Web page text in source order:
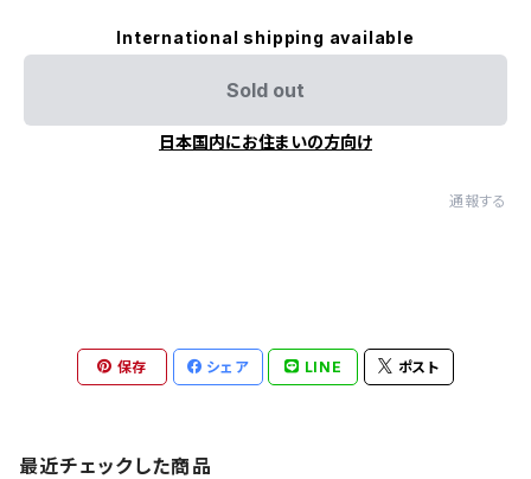
International shipping available
Sold out
日本国内にお住まいの方向け
通報する
保存 シェア LINE ポスト
最近チェックした商品